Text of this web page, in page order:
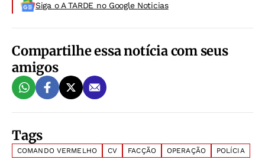
Siga o A TARDE no Google Noticias
Compartilhe essa notícia com seus
amigos
Tags
COMANDO VERMELHO CV FACÇÃO OPERAÇÃO POLÍCIA